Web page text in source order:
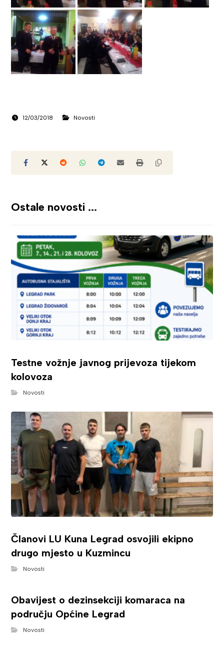
12/03/2018 Novosti
Ostale novosti ...
Testne vožnje javnog prijevoza tijekom
kolovoza
Novosti
Članovi LU Kuna Legrad osvojili ekipno
drugo mjesto u Kuzmincu
Novosti
Obavijest o dezinsekciji komaraca na
području Općine Legrad
Novosti